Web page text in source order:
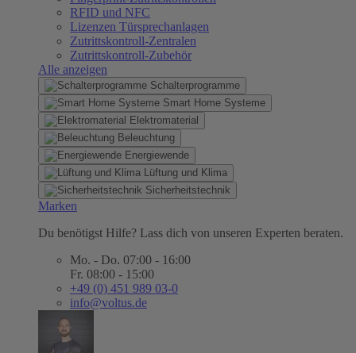
RFID und NFC
Lizenzen Türsprechanlagen
Zutrittskontroll-Zentralen
Zutrittskontroll-Zubehör
Alle anzeigen
Schalterprogramme
Smart Home Systeme
Elektromaterial
Beleuchtung
Energiewende
Lüftung und Klima
Sicherheitstechnik
Marken
Du benötigst Hilfe? Lass dich von unseren Experten beraten.
Mo. - Do. 07:00 - 16:00
Fr. 08:00 - 15:00
+49 (0) 451 989 03-0
info@voltus.de